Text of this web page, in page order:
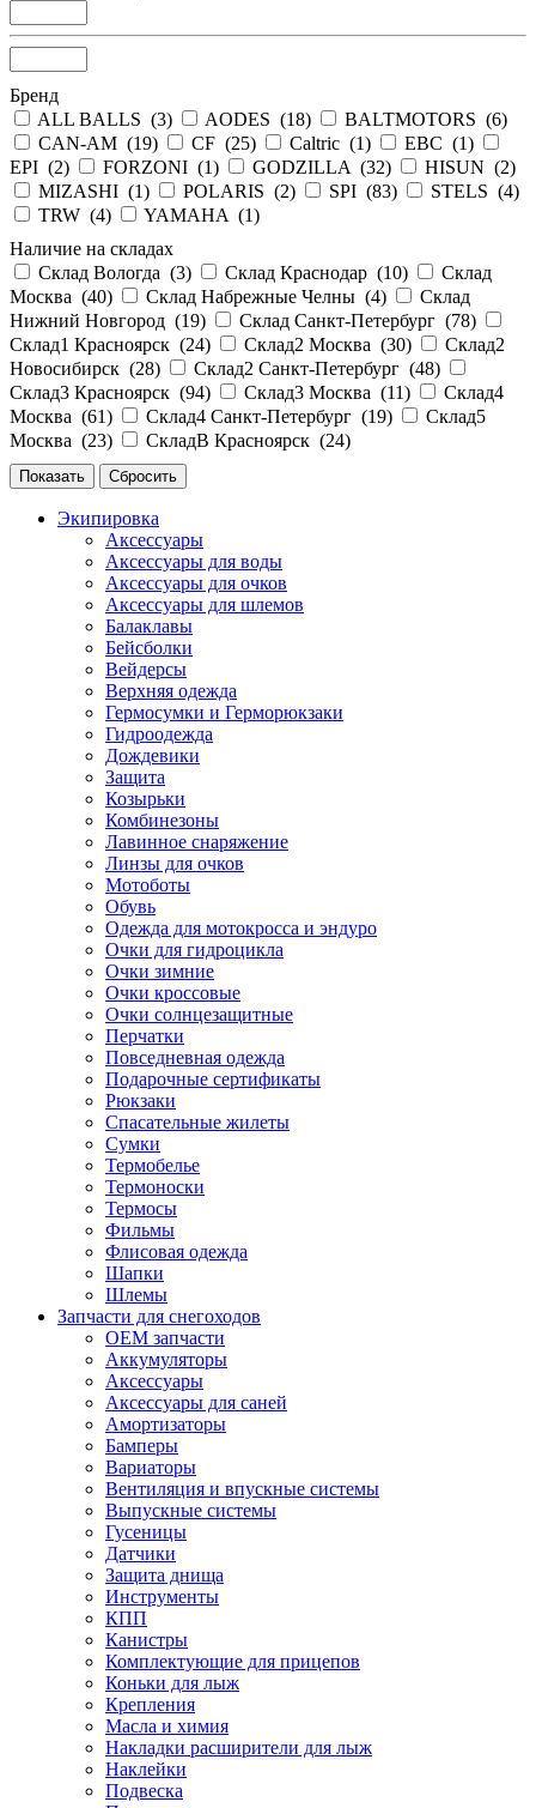
Бренд
ALL BALLS (3) AODES (18) BALTMOTORS (6)
CAN-AM (19) CF (25) Caltric (1) EBC (1)
EPI (2) FORZONI (1) GODZILLA (32) HISUN (2)
MIZASHI (1) POLARIS (2) SPI (83) STELS (4)
TRW (4) YAMAHA (1)
Наличие на складах
Склад Вологда (3) Склад Краснодар (10)
Склад
Москва (40) Склад Набрежные Челны (4)
Склад
Нижний Новгород (19) Склад Санкт-Петербург (78)
Склад1 Красноярск (24) Склад2 Москва (30)
Склад2
Новосибирск (28) Склад2 Санкт-Петербург (48)
Склад3 Красноярск (94) Склад3 Москва (11)
Склад4
Москва (61) Склад4 Санкт-Петербург (19)
Склад5
Москва (23) СкладВ Красноярск (24)
Экипировка
Аксессуары
Аксессуары для воды
Аксессуары для очков
Аксессуары для шлемов
Балаклавы
Бейсболки
Вейдерсы
Верхняя одежда
Гермосумки и Герморюкзаки
Гидроодежда
Дождевики
Защита
Козырьки
Комбинезоны
Лавинное снаряжение
Линзы для очков
Мотоботы
Обувь
Одежда для мотокросса и эндуро
Очки для гидроцикла
Очки зимние
Очки кроссовые
Очки солнцезащитные
Перчатки
Повседневная одежда
Подарочные сертификаты
Рюкзаки
Спасательные жилеты
Сумки
Термобелье
Термоноски
Термосы
Фильмы
Флисовая одежда
Шапки
Шлемы
Запчасти для снегоходов
OEM запчасти
Аккумуляторы
Аксессуары
Аксессуары для саней
Амортизаторы
Бамперы
Вариаторы
Вентиляция и впускные системы
Выпускные системы
Гусеницы
Датчики
Защита днища
Инструменты
КПП
Канистры
Комплектующие для прицепов
Коньки для лыж
Крепления
Масла и химия
Накладки расширители для лыж
Наклейки
Подвеска